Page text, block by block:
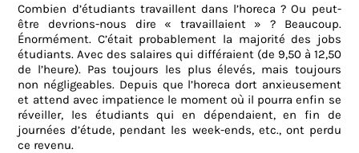
Combien d’étudiants travaillent dans l’horeca ? Ou peut-
être devrions-nous dire « travaillaient » ? Beaucoup.
Énormément. C’était probablement la majorité des jobs
étudiants. Avec des salaires qui différaient (de 9,50 à 12,50
de l’heure). Pas toujours les plus élevés, mais toujours
non négligeables. Depuis que l’horeca dort anxieusement
et attend avec impatience le moment où il pourra enfin se
réveiller, les étudiants qui en dépendaient, en fin de
journées d’étude, pendant les week-ends, etc., ont perdu
ce revenu.